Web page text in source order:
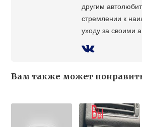
другим
стремлении к
уходу за своими
Вам также может